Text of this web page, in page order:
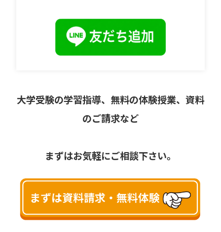
大学受験の学習指導、無料の体験授業、資料
のご請求など
まずはお気軽にご相談下さい。